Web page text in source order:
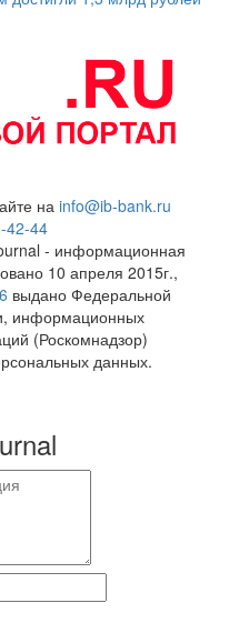
на info@ib-bank.ru
42-44
- информационная
10 апреля 2015г.,
выдано Федеральной
информационных
(Роскомнадзор)
данных.